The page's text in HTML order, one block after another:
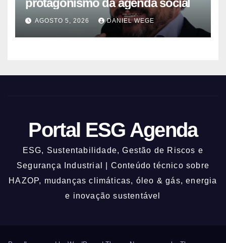
protagonismo da agenda social
AGOSTO 5, 2026 DANIEL WEGE
Portal ESG Agenda
ESG, Sustentabilidade, Gestão de Riscos e
Segurança Industrial | Conteúdo técnico sobre
HAZOP, mudanças climáticas, óleo & gás, energia
e inovação sustentável